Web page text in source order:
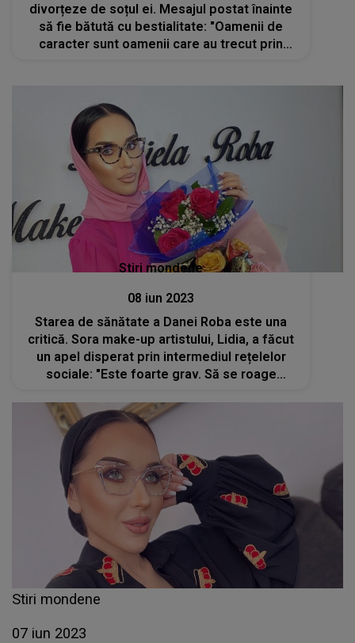
divorțeze de soțul ei. Mesajul postat înainte
să fie bătută cu bestialitate: "Oamenii de
caracter sunt oamenii care au trecut prin
Stiri mondene
08 iun 2023
Starea de sănătate a Danei Roba este una
critică. Sora make-up artistului, Lidia, a făcut
un apel disperat prin intermediul rețelelor
sociale: "Este foarte grav. Să se roage
Stiri mondene
07 iun 2023